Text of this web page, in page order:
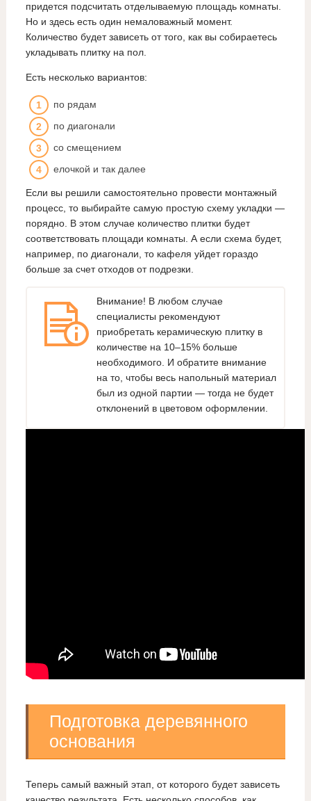
придется подсчитать отделываемую площадь комнаты.
Но и здесь есть один немаловажный момент.
Количество будет зависеть от того, как вы собираетесь
укладывать плитку на пол.
Есть несколько вариантов:
по рядам
по диагонали
со смещением
елочкой и так далее
Если вы решили самостоятельно провести монтажный
процесс, то выбирайте самую простую схему укладки —
порядно. В этом случае количество плитки будет
соответствовать площади комнаты. А если схема будет,
например, по диагонали, то кафеля уйдет гораздо
больше за счет отходов от подрезки.
Внимание! В любом случае
специалисты рекомендуют
приобретать керамическую плитку в
количестве на 10–15% больше
необходимого. И обратите внимание
на то, чтобы весь напольный материал
был из одной партии — тогда не будет
отклонений в цветовом оформлении.
Подготовка деревянного
основания
Теперь самый важный этап, от которого будет зависеть